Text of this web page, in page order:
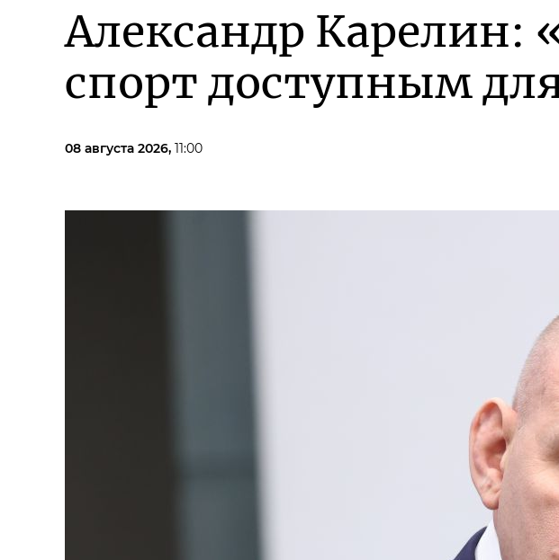
Александр Карелин:
спорт доступным
08 августа 2026, 11:00